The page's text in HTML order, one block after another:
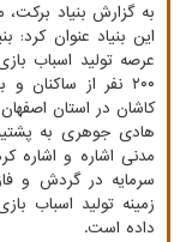
به گزارش بنیاد
این بنیاد عنوان کرد:
عرصه تولید اسباب
۲۰۰ نفر از
کاشان در استان
هادی جوهری به
سرمایه در گردش و
زمینه تولید اسباب
داده است.